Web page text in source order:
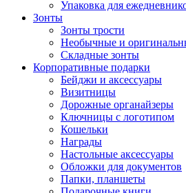
Упаковка для
Зонты
Зонты трости
Необычные и
Складные зонты
Корпоративные подарки
Бейджи и аксессуары
Визитницы
Дорожные органайзеры
Ключницы с логотипом
Кошельки
Награды
Настольные аксессуары
Обложки для документов
Папки, планшеты